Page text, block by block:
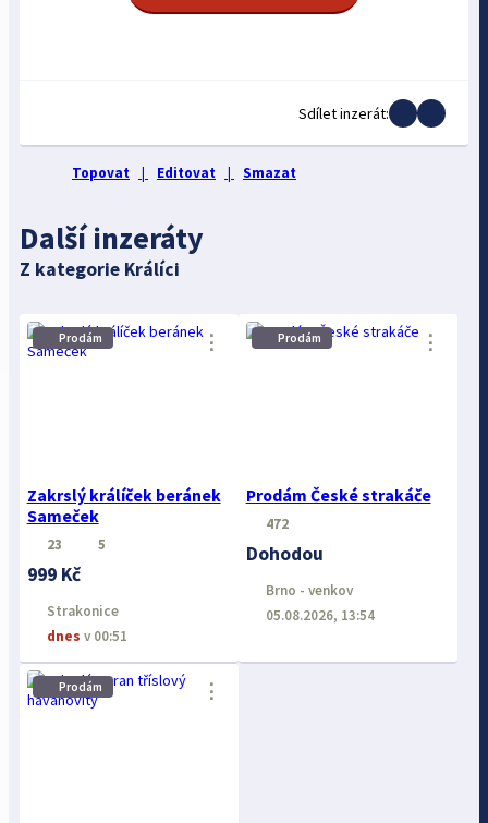
Sdílet inzerát:
Topovat | Editovat | Smazat
Další inzeráty
Z kategorie Králíci
Prodám
Zakrslý králíček beránek
Sameček
⋮
23 5
999 Kč
Strakonice
dnes v 00:51
Prodám
Prodám České strakáče
⋮
472
Dohodou
Brno - venkov
05.08.2026, 13:54
Prodám ⋮